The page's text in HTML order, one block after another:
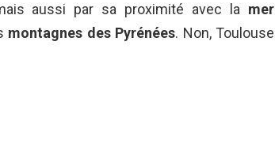
aussi par sa proximité avec la mer
montagnes des Pyrénées. Non, Toulouse